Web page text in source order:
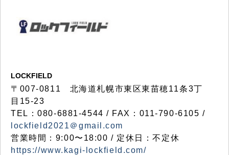
LOCKFIELD
〒007-0811 北海道札幌市東区東苗穂11条3丁
目15-23
TEL：080-6881-4544 / FAX：011-790-6105 /
lockfield2021＠gmail.com
営業時間：9:00〜18:00 / 定休日：不定休
https://www.kagi-lockfield.com/